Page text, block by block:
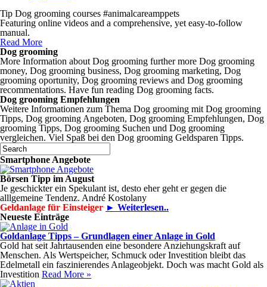
Tip Dog grooming courses #animalcareamppets
Featuring online videos and a comprehensive, yet easy-to-follow
manual.
Read More
Dog grooming
More Information about Dog grooming further more Dog grooming
money, Dog grooming business, Dog grooming marketing, Dog
grooming oportunity, Dog grooming reviews and Dog grooming
recommentations. Have fun reading Dog grooming facts.
Dog grooming Empfehlungen
Weitere Informationen zum Thema Dog grooming mit Dog grooming
Tipps, Dog grooming Angeboten, Dog grooming Empfehlungen, Dog
grooming Tipps, Dog grooming Suchen und Dog grooming
vergleichen. Viel Spaß bei den Dog grooming Geldsparen Tipps.
Smartphone Angebote
Börsen Tipp im August
Je geschickter ein Spekulant ist, desto eher geht er gegen die
alllgemeine Tendenz. André Kostolany
Geldanlage für Einsteiger ► Weiterlesen..
Neueste Einträge
Goldanlage Tipps – Grundlagen einer Anlage in Gold
Gold hat seit Jahrtausenden eine besondere Anziehungskraft auf
Menschen. Als Wertspeicher, Schmuck oder Investition bleibt das
Edelmetall ein faszinierendes Anlageobjekt. Doch was macht Gold als
Investition Read More »